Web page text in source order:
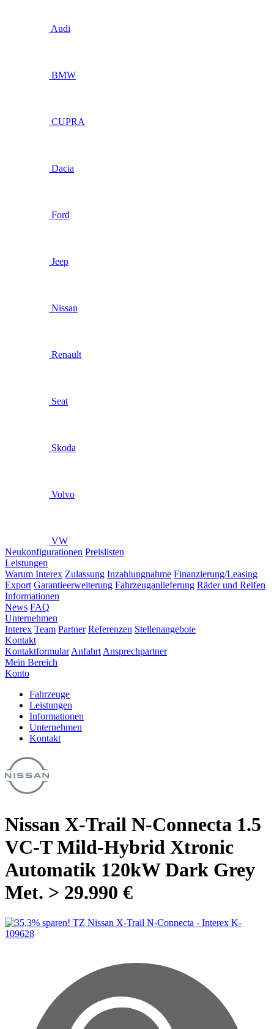
Audi
BMW
CUPRA
Dacia
Ford
Jeep
Nissan
Renault
Seat
Skoda
Volvo
VW
Neukonfigurationen Preislisten
Leistungen
Warum Interex Zulassung Inzahlungnahme Finanzierung/Leasing
Export Garantieerweiterung Fahrzeuganlieferung Räder und Reifen
Informationen
News FAQ
Unternehmen
Interex Team Partner Referenzen Stellenangebote
Kontakt
Kontaktformular Anfahrt Ansprechpartner
Mein Bereich
Konto
Fahrzeuge
Leistungen
Informationen
Unternehmen
Kontakt
Nissan X-Trail N-Connecta 1.5
VC-T Mild-Hybrid Xtronic
Automatik 120kW Dark Grey
Met. > 29.990 €